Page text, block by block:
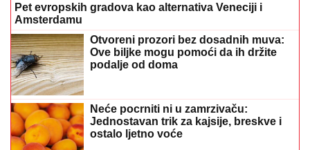
Pet evropskih gradova kao alternativa Veneciji i
Amsterdamu
Otvoreni prozori bez dosadnih muva:
Ove biljke mogu pomoći da ih držite
podalje od doma
Neće pocrniti ni u zamrzivaču:
Jednostavan trik za kajsije, breskve i
ostalo ljetno voće